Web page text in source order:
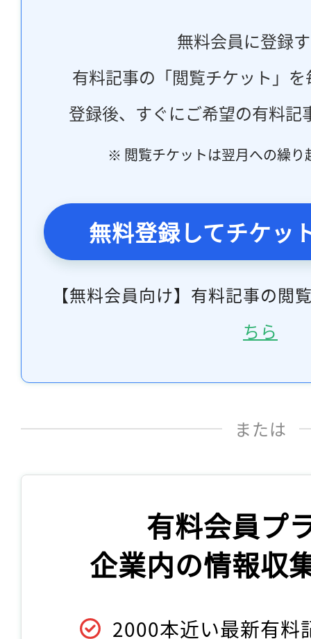
無料会員に登録
有料記事の「閲覧チケット」
登録後、すぐにご希望の有料記
※ 閲覧チケットは翌月への繰り
無料登録してチケッ
【無料会員向け】有料記事の閲
ちら
または
有料会員プ
企業内の情報収
2000本近い最新有料